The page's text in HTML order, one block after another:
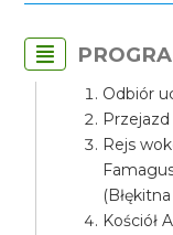
Odbiór
Rejs
Kościół